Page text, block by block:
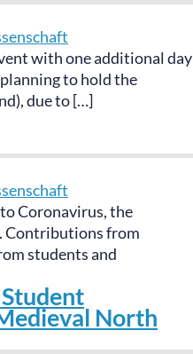
with one additional day
to hold the
due to […]
Coronavirus, the
Contributions from
students and
North